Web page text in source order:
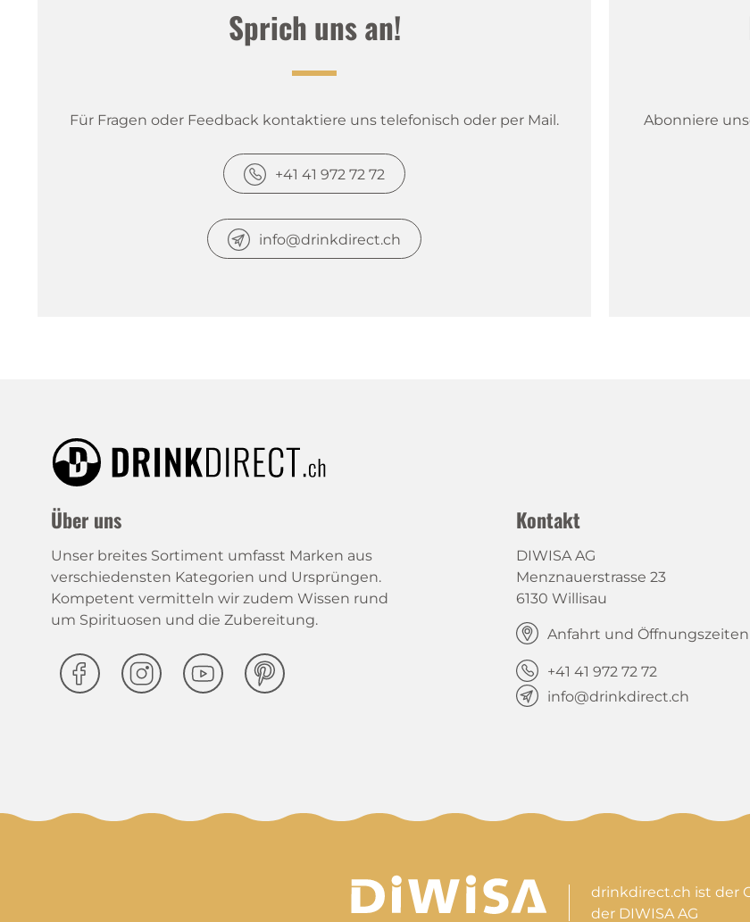
Sprich uns an!
Für Fragen oder Feedback kontaktiere uns telefonisch oder per Mail.
+41 41 972 72 72
info@drinkdirect.ch
Abonniere
Über uns
Unser breites Sortiment umfasst Marken aus
verschiedensten Kategorien und Ursprüngen.
Kompetent vermitteln wir zudem Wissen rund
um Spirituosen und die Zubereitung.
Kontakt
DIWISA AG
Menznauerstrasse 23
6130 Willisau
Anfahrt und Öffnungszeiten
+41 41 972 72 72
info@drinkdirect.ch
drinkdirect.ch ist der
der DIWISA AG